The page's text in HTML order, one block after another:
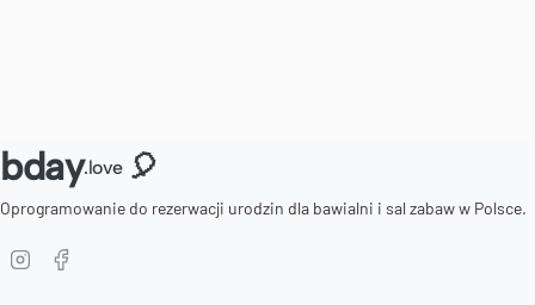
bday.love 🎈
Oprogramowanie do rezerwacji urodzin dla bawialni i sal zabaw w Polsce.